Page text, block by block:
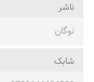
ناشر
نوگان
شابک